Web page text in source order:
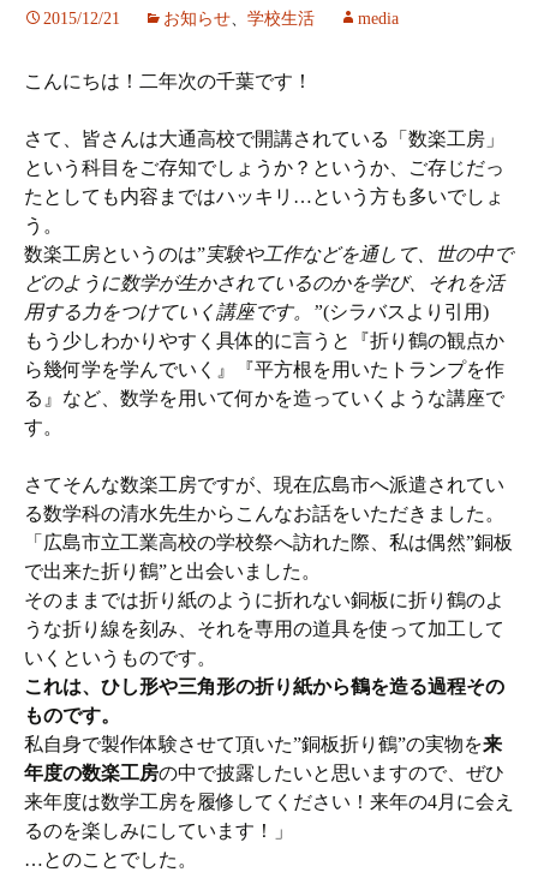
2015/12/21 お知らせ、 学校生活 media
こんにちは！二年次の千葉です！
さて、皆さんは大通高校で開講されている「数楽工房」
という科目をご存知でしょうか？というか、ご存じだっ
たとしても内容まではハッキリ…という方も多いでしょ
う。
数楽工房というのは”実験や工作などを通して、世の中で
どのように数学が生かされているのかを学び、それを活
用する力をつけていく講座です。”(シラバスより引用)
もう少しわかりやすく具体的に言うと『折り鶴の観点か
ら幾何学を学んでいく』『平方根を用いたトランプを作
る』など、数学を用いて何かを造っていくような講座で
す。
さてそんな数楽工房ですが、現在広島市へ派遣されてい
る数学科の清水先生からこんなお話をいただきました。
「広島市立工業高校の学校祭へ訪れた際、私は偶然”銅板
で出来た折り鶴”と出会いました。
そのままでは折り紙のように折れない銅板に折り鶴のよ
うな折り線を刻み、それを専用の道具を使って加工して
いくというものです。
これは、ひし形や三角形の折り紙から鶴を造る過程その
ものです。
私自身で製作体験させて頂いた”銅板折り鶴”の実物を来
年度の数楽工房の中で披露したいと思いますので、ぜひ
来年度は数学工房を履修してください！来年の4月に会え
るのを楽しみにしています！」
…とのことでした。